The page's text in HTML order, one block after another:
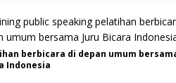
berbicara di depan umum
Indonesia